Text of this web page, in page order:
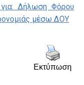
Δήλωση Φόρου
μέσω ΔΟΥ
Εκτύπωση